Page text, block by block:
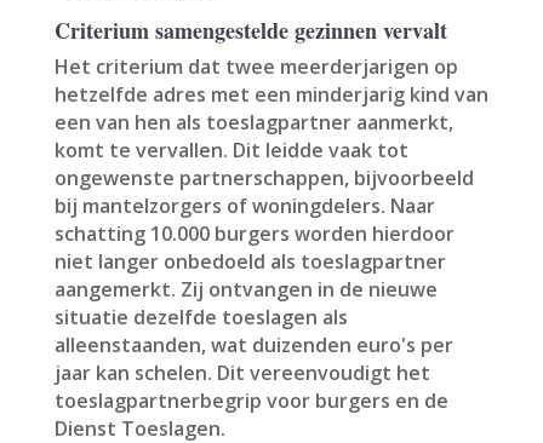
Criterium samengestelde gezinnen vervalt
Het criterium dat twee meerderjarigen op
hetzelfde adres met een minderjarig kind van
een van hen als toeslagpartner aanmerkt,
komt te vervallen. Dit leidde vaak tot
ongewenste partnerschappen, bijvoorbeeld
bij mantelzorgers of woningdelers. Naar
schatting 10.000 burgers worden hierdoor
niet langer onbedoeld als toeslagpartner
aangemerkt. Zij ontvangen in de nieuwe
situatie dezelfde toeslagen als
alleenstaanden, wat duizenden euro's per
jaar kan schelen. Dit vereenvoudigt het
toeslagpartnerbegrip voor burgers en de
Dienst Toeslagen.